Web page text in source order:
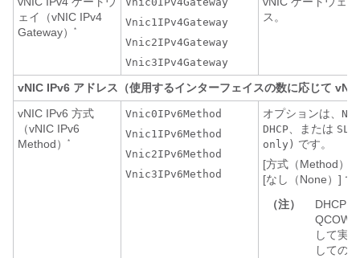
ェイ（vNIC IPv4
Gateway）
*
Vnic1IPv4Gateway
Vnic2IPv4Gateway
Vnic3IPv4Gateway
ス。
vNIC IPv6 アドレス（使用するインターフェイスの数に応じて
vNIC IPv6 方式
（vNIC IPv6
Method）
*
Vnic0IPv6Method
Vnic1IPv6Method
Vnic2IPv6Method
Vnic3IPv6Method
オプションは、
DHCP、または
only) です。
[方式（Method）]
[なし（None）] で
（注）
DHCP
して実
しての